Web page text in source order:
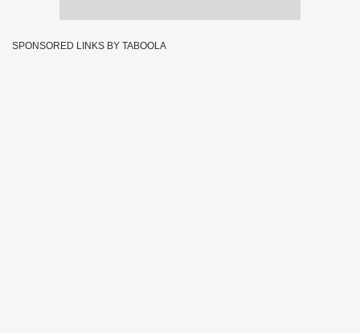
SPONSORED LINKS BY TABOOLA